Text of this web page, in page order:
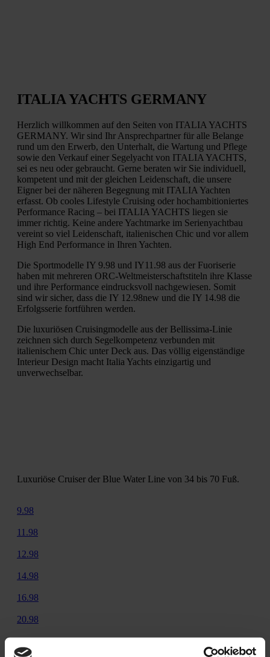
ITALIA YACHTS GERMANY
Herzlich willkommen auf den Seiten von ITALIA YACHTS
GERMANY. Wir sind Ihr Ansprechpartner für alle Belange
rund um den Erwerb, den Unterhalt, die Wartung und Pflege
sowie den Verkauf einer Segelyacht von ITALIA YACHTS,
sei es neu oder gebraucht. Gerne beraten wir Sie individuell,
kompetent und mit der gleichen Leidenschaft, die unsere
Eigner bei der näheren Begegnung mit ITALIA Yachten
erfasst. Ob cooles Lifestyle Cruising oder hochambitioniertes
Performance Racing – bei ITALIA YACHTS liegen sie
immer richtig. Keine andere Yachtmarke im Serienyachtbau
vereint so viel Leidenschaft, italienischen Chic und vor allem
High End Performance in Ihren Yachten.
Die Sportmodelle IY 9.98 und IY11.98 aus der Fuoriserie
haben mit mehreren ORC-Weltmeisterschaftstiteln ihre Klasse
und ihre Performance eindrucksvoll nachgewiesen. Somit
sind wir sicher, dass die IY 12.98new und die IY 14.98 die
Erfolgsserie fortführen werden.
Die luxuriösen Cruisingmodelle aus der Bellissima-Linie
zeichnen sich durch Segelkompetenz verbunden mit
italienischem Chic unter Deck aus. Das völlig eigenständige
Interieur Design macht Italia Yachts einzigartig und
unverwechselbar.
Luxuriöse Cruiser der Blue Water Line von 34 bis 70 Fuß.
9.98
11.98
12.98
14.98
16.98
20.98